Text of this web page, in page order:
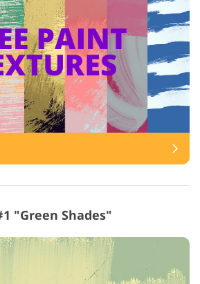
"Green Shades"